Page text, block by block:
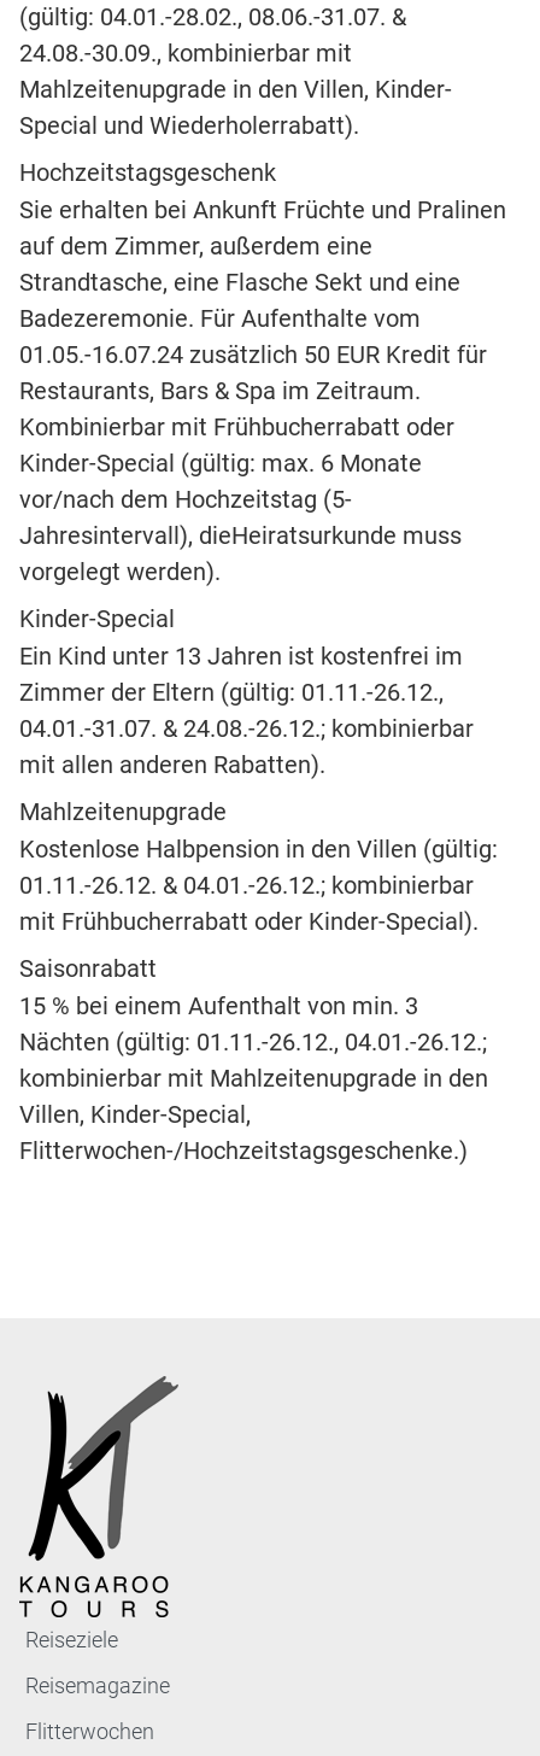
(gültig: 04.01.-28.02., 08.06.-31.07. &
24.08.-30.09., kombinierbar mit
Mahlzeitenupgrade in den Villen, Kinder-
Special und Wiederholerrabatt).
Hochzeitstagsgeschenk
Sie erhalten bei Ankunft Früchte und Pralinen
auf dem Zimmer, außerdem eine
Strandtasche, eine Flasche Sekt und eine
Badezeremonie. Für Aufenthalte vom
01.05.-16.07.24 zusätzlich 50 EUR Kredit für
Restaurants, Bars & Spa im Zeitraum.
Kombinierbar mit Frühbucherrabatt oder
Kinder-Special (gültig: max. 6 Monate
vor/nach dem Hochzeitstag (5-
Jahresintervall), dieHeiratsurkunde muss
vorgelegt werden).
Kinder-Special
Ein Kind unter 13 Jahren ist kostenfrei im
Zimmer der Eltern (gültig: 01.11.-26.12.,
04.01.-31.07. & 24.08.-26.12.; kombinierbar
mit allen anderen Rabatten).
Mahlzeitenupgrade
Kostenlose Halbpension in den Villen (gültig:
01.11.-26.12. & 04.01.-26.12.; kombinierbar
mit Frühbucherrabatt oder Kinder-Special).
Saisonrabatt
15 % bei einem Aufenthalt von min. 3
Nächten (gültig: 01.11.-26.12., 04.01.-26.12.;
kombinierbar mit Mahlzeitenupgrade in den
Villen, Kinder-Special,
Flitterwochen-/Hochzeitstagsgeschenke.)
Reiseziele
Reisemagazine
Flitterwochen